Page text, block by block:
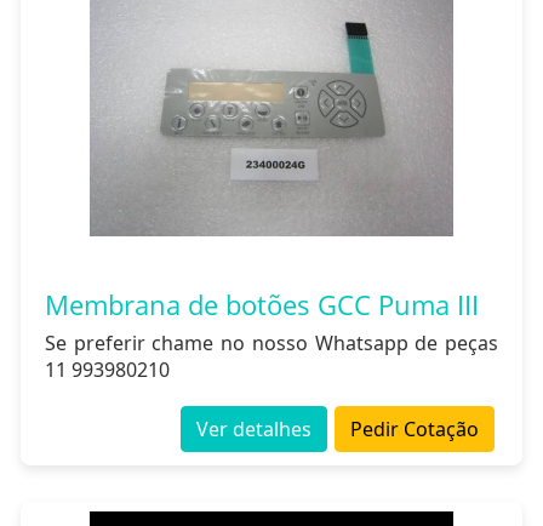
Membrana de botões GCC Puma III
Se preferir chame no nosso Whatsapp de peças
11 993980210
Pedir Cotação
Ver detalhes